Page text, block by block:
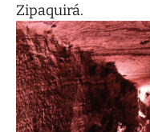
Zipaquirá.